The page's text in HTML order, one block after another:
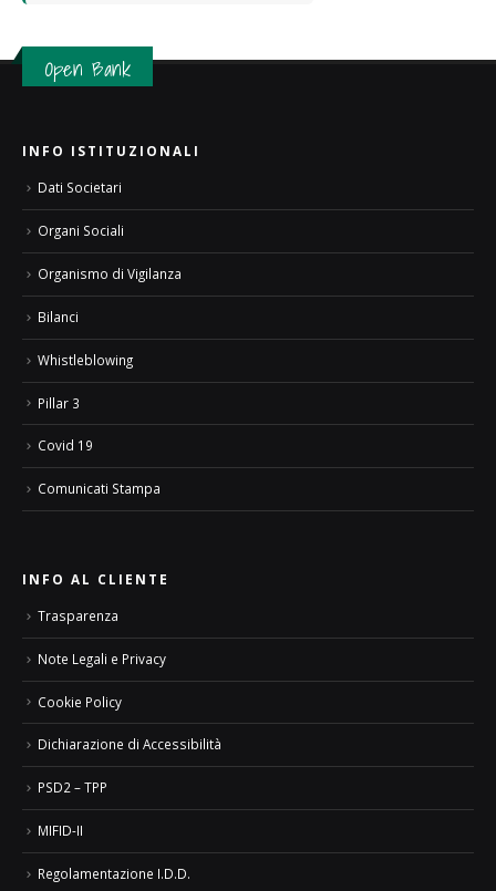
Open Bank
INFO ISTITUZIONALI
Dati Societari
Organi Sociali
Organismo di Vigilanza
Bilanci
Whistleblowing
Pillar 3
Covid 19
Comunicati Stampa
INFO AL CLIENTE
Trasparenza
Note Legali e Privacy
Cookie Policy
Dichiarazione di Accessibilità
PSD2 – TPP
MIFID-II
Regolamentazione I.D.D.